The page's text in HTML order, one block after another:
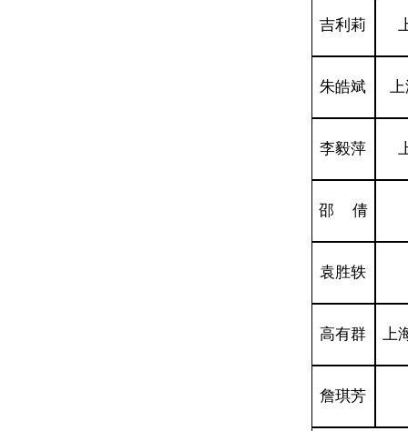
吉利莉
朱皓斌
李毅萍
邵 倩
袁胜轶
高有群 上
詹琪芳